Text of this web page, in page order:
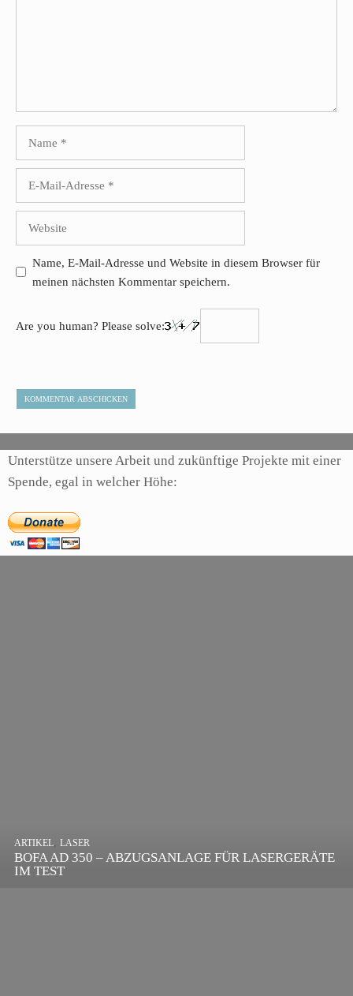
Adresse
Name, E-Mail-Adresse und Website in diesem Browser für
meinen nächsten Kommentar speichern.
Are you human? Please solve:
Unterstütze unsere Arbeit und zukünftige Projekte mit einer
Spende, egal in welcher Höhe:
BOFA AD 350 – ABZUGSANLAGE FÜR LASERGERÄTE
IM TEST
ARTIKEL, LASER
DIE BEDEUTENDSTEN SCHRITTE ZUR
ERFOLGREICHEN MARKENBILDUNG IN DER
DIGITALEN ÄRA